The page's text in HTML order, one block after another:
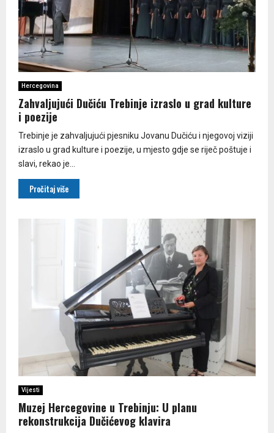
Hercegovina
Zahvaljujući Dučiću Trebinje izraslo u grad kulture
i poezije
Trebinje je zahvaljujući pjesniku Јovanu Dučiću i njegovoj viziji
izraslo u grad kulture i poezije, u mjesto gdje se riječ poštuje i
slavi, rekao je...
Pročitaj više
Vijesti
Muzej Hercegovine u Trebinju: U planu
rekonstrukcija Dučićevog klavira